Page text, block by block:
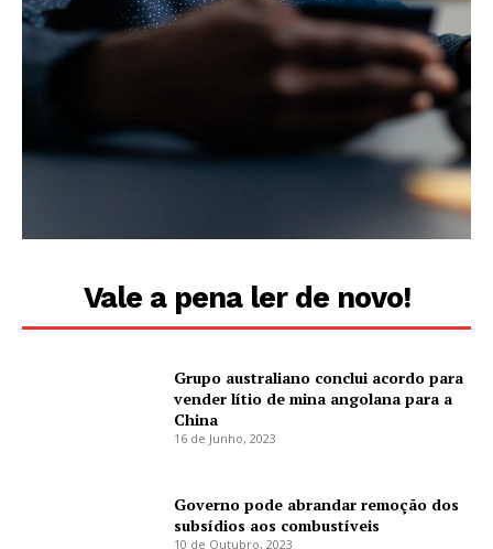
Vale a pena ler de novo!
Grupo australiano conclui acordo para
vender lítio de mina angolana para a
China
16 de Junho, 2023
Governo pode abrandar remoção dos
subsídios aos combustíveis
10 de Outubro, 2023